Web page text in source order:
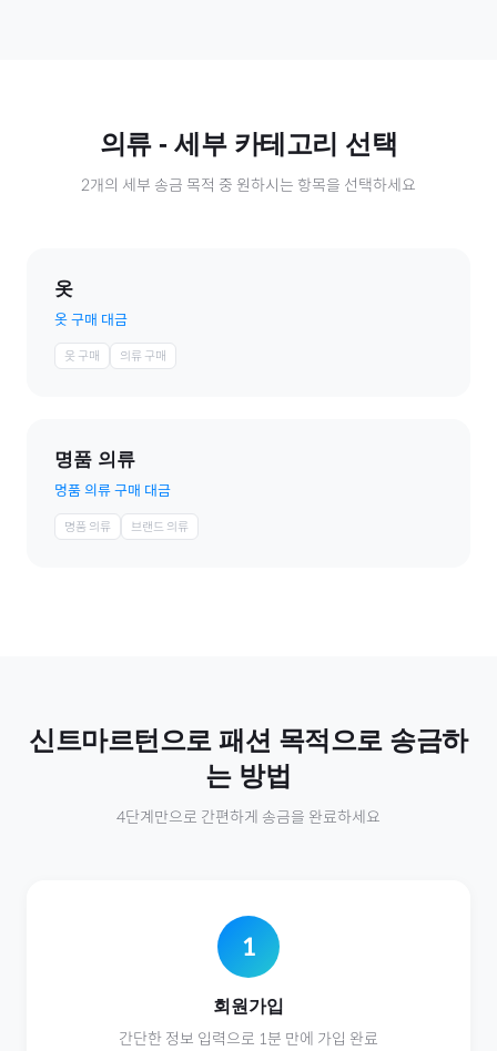
의류- 세부 카테고리 선택
2개의 세부 송금 목적 중 원하시는 항목을 선택하세요
옷
옷 구매 대금
옷 구매 의류 구매
명품 의류
명품 의류 구매 대금
명품 의류 브랜드 의류
신트마르턴으로 패션 목적으로 송금하
는 방법
4단계만으로 간편하게 송금을 완료하세요
1
회원가입
간단한 정보 입력으로 1분 만에 가입 완료